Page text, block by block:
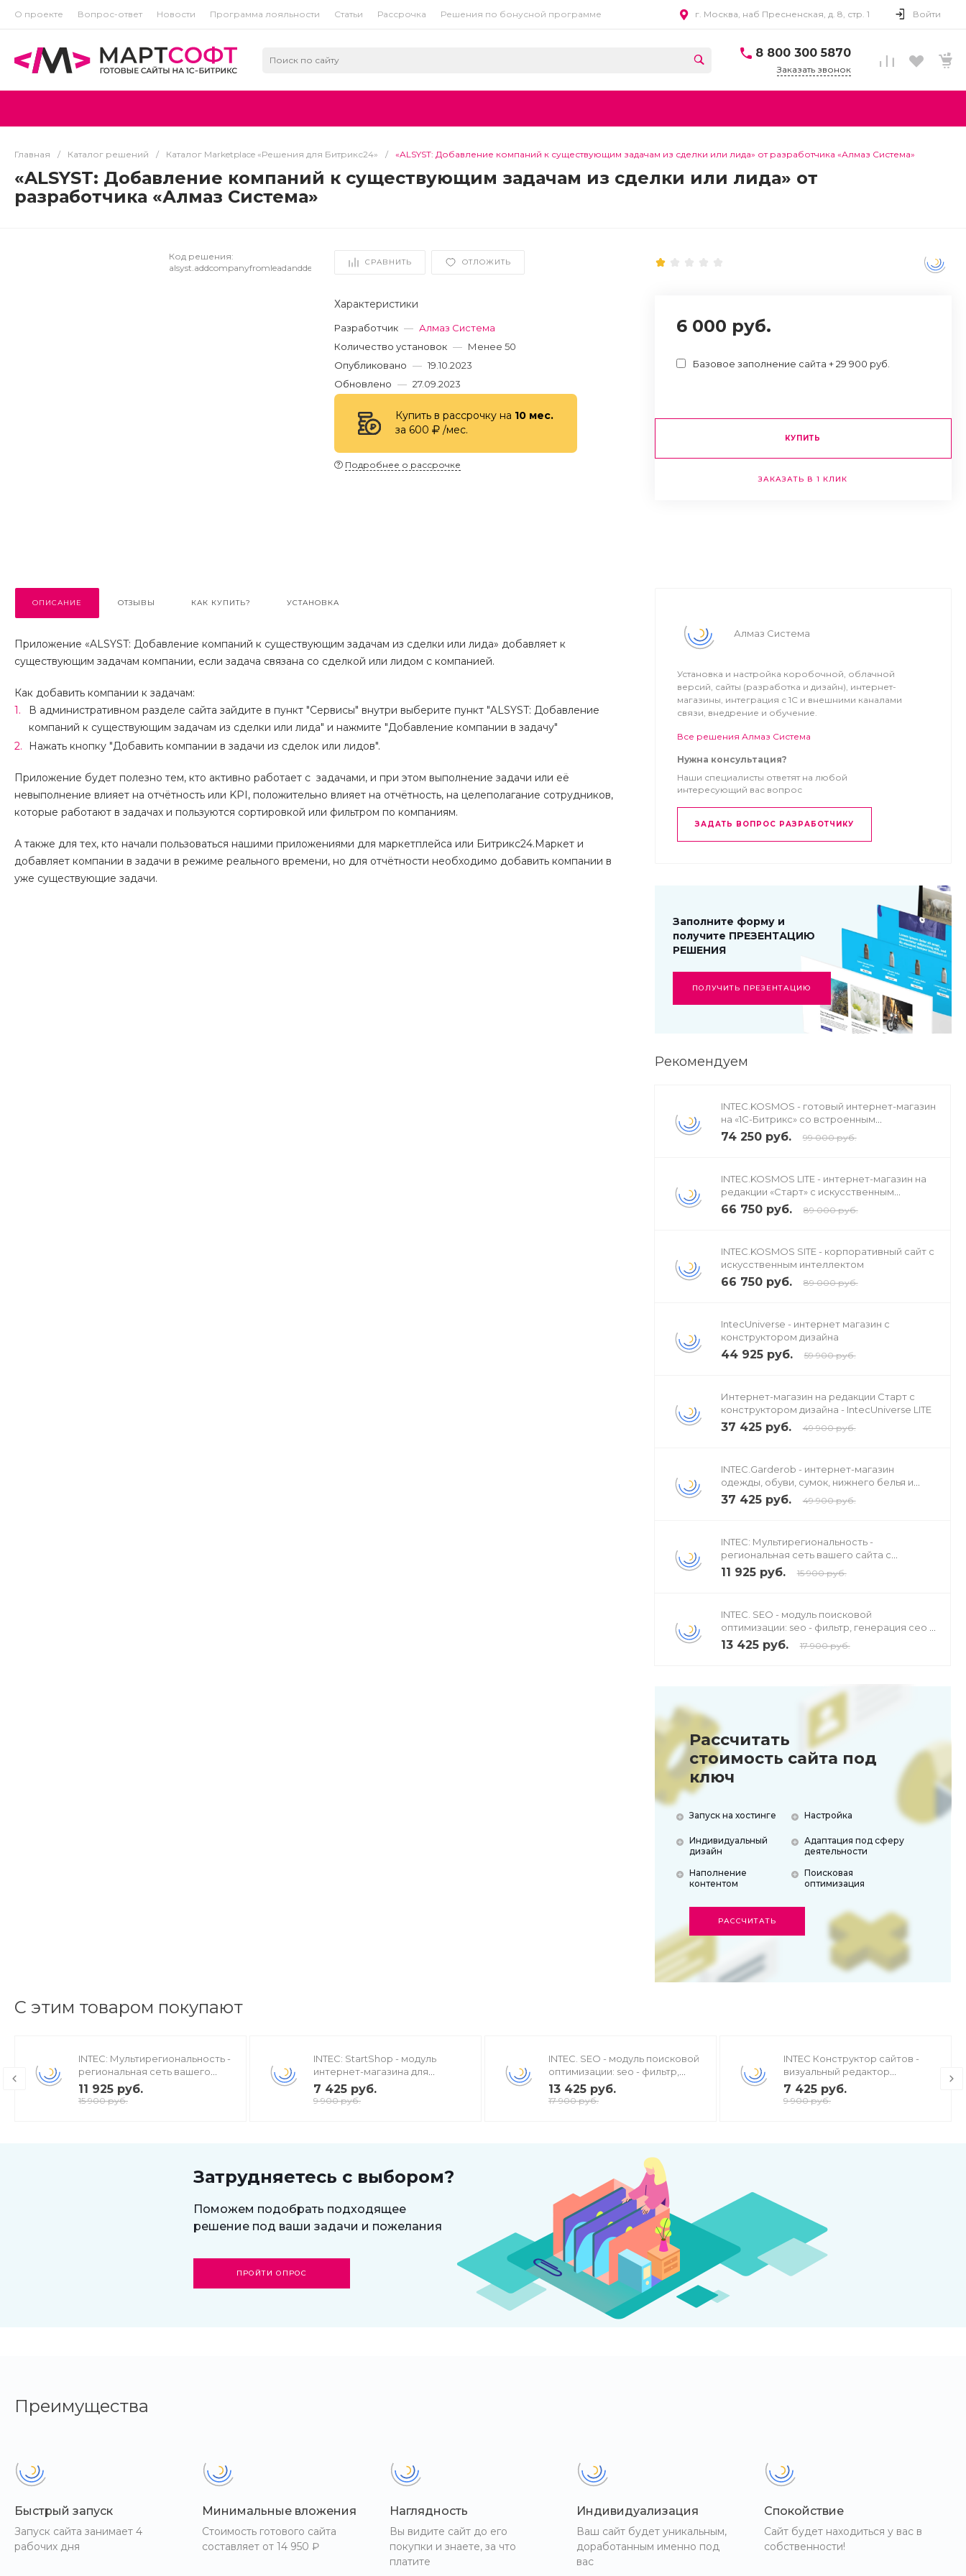
О проекте Вопрос-ответ Новости Программа лояльности Статьи Рассрочка Решения по бонусной программе г. Москва, наб Пресненская, д. 8, стр. 1 Войти
8 800 300 5870
Заказать звонок
Главная / Каталог решений / Каталог Marketplace «Решения для Битрикс24» / «ALSYST: Добавление компаний к существующим задачам из сделки или лида» от разработчика «Алмаз Система»
«ALSYST: Добавление компаний к существующим задачам из сделки или лида» от
разработчика «Алмаз Система»
Код решения:
alsyst.addcompanyfromleadanddealsforalltasks
СРАВНИТЬ ОТЛОЖИТЬ
Характеристики
Разработчик — Алмаз Система
Количество установок — Менее 50
Опубликовано — 19.10.2023
Обновлено — 27.09.2023
Купить в рассрочку на 10 мес.
за 600
/мес.
Подробнее о рассрочке
6 000 руб.
Базовое заполнение сайта + 29 900 руб.
КУПИТЬ
ЗАКАЗАТЬ В 1 КЛИК
ОПИСАНИЕ ОТЗЫВЫ КАК КУПИТЬ? УСТАНОВКА
Приложение «ALSYST: Добавление компаний к существующим задачам из сделки или лида» добавляет к
существующим задачам компании, если задача связана со сделкой или лидом с компанией.
Как добавить компании к задачам:
В административном разделе сайта зайдите в пункт "Сервисы" внутри выберите пункт "ALSYST: Добавление
компаний к существующим задачам из сделки или лида" и нажмите "Добавление компании в задачу"
Нажать кнопку "Добавить компании в задачи из сделок или лидов".
Приложение будет полезно тем, кто активно работает с задачами, и при этом выполнение задачи или её
невыполнение влияет на отчётность или KPI, положительно влияет на отчётность, на целеполагание сотрудников,
которые работают в задачах и пользуются сортировкой или фильтром по компаниям.
А также для тех, кто начали пользоваться нашими приложениями для маркетплейса или Битрикс24.Маркет и
добавляет компании в задачи в режиме реального времени, но для отчётности необходимо добавить компании в
уже существующие задачи.
Алмаз Система
Установка и настройка коробочной, облачной
версий, сайты (разработка и дизайн), интернет-
магазины, интеграция с 1С и внешними каналами
связи, внедрение и обучение.
Все решения Алмаз Система
Нужна консультация?
Наши специалисты ответят на любой
интересующий вас вопрос
ЗАДАТЬ ВОПРОС РАЗРАБОТЧИКУ
Заполните форму и
получите ПРЕЗЕНТАЦИЮ
РЕШЕНИЯ
ПОЛУЧИТЬ ПРЕЗЕНТАЦИЮ
Рекомендуем
INTEC.KOSMOS - готовый интернет-магазин
на «1С-Битрикс» со встроенным
искусственным интеллектом
74 250 руб. 99 000 руб.
INTEC.KOSMOS LITE - интернет-магазин на
редакции «Старт» с искусственным
интеллектом
66 750 руб. 89 000 руб.
INTEC.KOSMOS SITE - корпоративный сайт с
искусственным интеллектом
66 750 руб. 89 000 руб.
IntecUniverse - интернет магазин с
конструктором дизайна
44 925 руб. 59 900 руб.
Интернет-магазин на редакции Старт с
конструктором дизайна - IntecUniverse LITE
37 425 руб. 49 900 руб.
INTEC.Garderob - интернет-магазин
одежды, обуви, сумок, нижнего белья и
аксессуаров
37 425 руб. 49 900 руб.
INTEC: Мультирегиональность -
региональная сеть вашего сайта с
продвижением в поисковиках
11 925 руб. 15 900 руб.
INTEC. SEO - модуль поисковой
оптимизации: seo - фильтр, генерация сео -
текстов, H1, мета-тегов
13 425 руб. 17 900 руб.
Рассчитать
стоимость сайта под
ключ
Запуск на хостинге
Индивидуальный
дизайн
Наполнение
контентом
Настройка
Адаптация под сферу
деятельности
Поисковая
оптимизация
РАССЧИТАТЬ
С этим товаром покупают
INTEC: Мультирегиональность -
региональная сеть вашего
сайта с продвижением в
поисковиках
11 925 руб.
15 900 руб.
INTEC: StartShop - модуль
интернет-магазина для
редакции Старт
7 425 руб.
9 900 руб.
INTEC. SEO - модуль поисковой
оптимизации: seo - фильтр,
генерация сео - текстов, H1,
мета-тегов
13 425 руб.
17 900 руб.
INTEC Конструктор сайтов -
визуальный редактор
структуры и дизайна
7 425 руб.
9 900 руб.
Затрудняетесь с выбором?
Поможем подобрать подходящее
решение под ваши задачи и пожелания
ПРОЙТИ ОПРОС
Преимущества
Быстрый запуск
Запуск сайта занимает 4
рабочих дня
Минимальные вложения
Стоимость готового сайта
составляет от 14 950 ₽
Наглядность
Вы видите сайт до его
покупки и знаете, за что
платите
Индивидуализация
Ваш сайт будет уникальным,
доработанным именно под
вас
Спокойствие
Сайт будет находиться у вас в
собственности!